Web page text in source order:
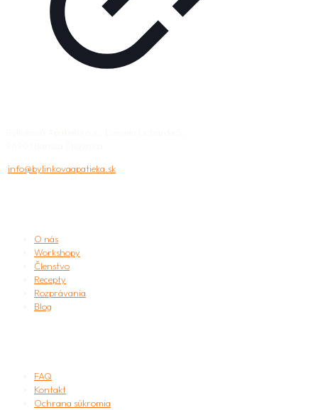
info@bylinkovaapatieka.sk
O nás
Workshopy
Členstvo
Recepty
Rozprávania
Blog
FAQ
Kontakt
Ochrana súkromia